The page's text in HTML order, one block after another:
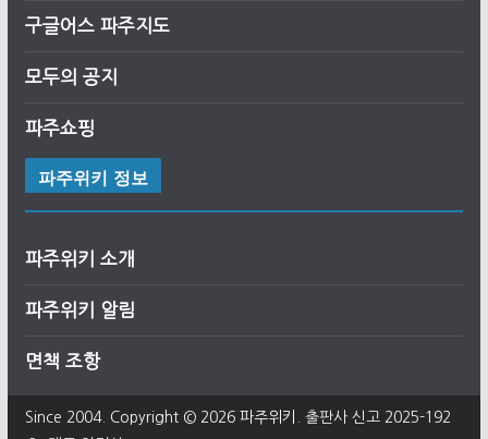
구글어스 파주지도
모두의 공지
파주쇼핑
파주위키 정보
파주위키 소개
파주위키 알림
면책 조항
Since 2004. Copyright © 2026 파주위키
. 출판사 신고 2025-192